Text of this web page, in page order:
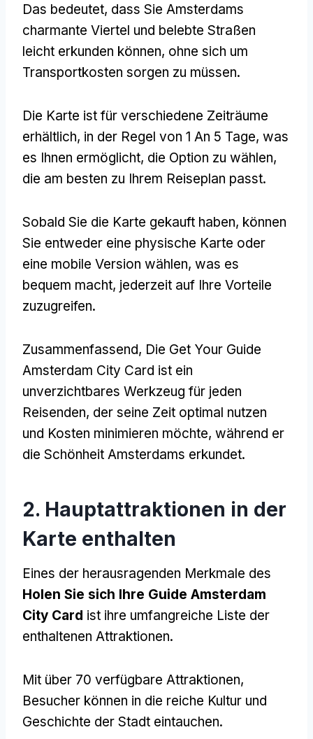
Das bedeutet, dass Sie Amsterdams
charmante Viertel und belebte Straßen
leicht erkunden können, ohne sich um
Transportkosten sorgen zu müssen.
Die Karte ist für verschiedene Zeiträume
erhältlich, in der Regel von 1 An 5 Tage, was
es Ihnen ermöglicht, die Option zu wählen,
die am besten zu Ihrem Reiseplan passt.
Sobald Sie die Karte gekauft haben, können
Sie entweder eine physische Karte oder
eine mobile Version wählen, was es
bequem macht, jederzeit auf Ihre Vorteile
zuzugreifen.
Zusammenfassend, Die Get Your Guide
Amsterdam City Card ist ein
unverzichtbares Werkzeug für jeden
Reisenden, der seine Zeit optimal nutzen
und Kosten minimieren möchte, während er
die Schönheit Amsterdams erkundet.
2. Hauptattraktionen in der
Karte enthalten
Eines der herausragenden Merkmale des
Holen Sie sich Ihre Guide Amsterdam
City Card ist ihre umfangreiche Liste der
enthaltenen Attraktionen.
Mit über 70 verfügbare Attraktionen,
Besucher können in die reiche Kultur und
Geschichte der Stadt eintauchen.